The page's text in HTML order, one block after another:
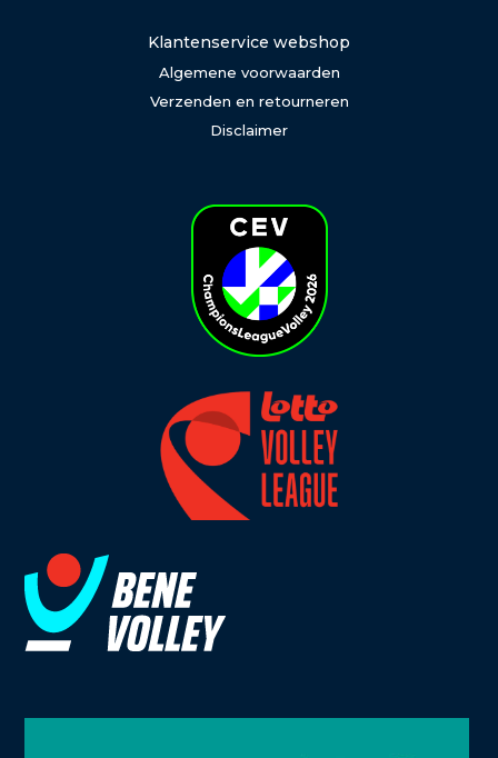
Klantenservice webshop
Algemene voorwaarden
Verzenden en retourneren
Disclaimer